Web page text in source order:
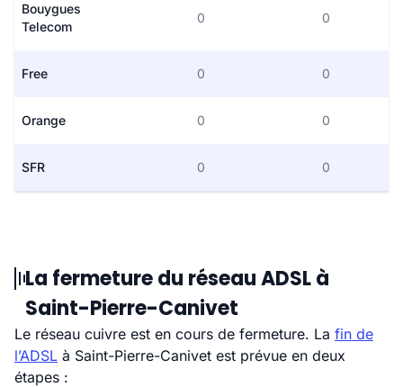
Bouygues
Telecom
0 0
Free 0 0
Orange 0 0
SFR 0 0
La fermeture du réseau ADSL à
Saint-Pierre-Canivet
Le réseau cuivre est en cours de fermeture. La fin de
l’ADSL à Saint-Pierre-Canivet est prévue en deux
étapes :